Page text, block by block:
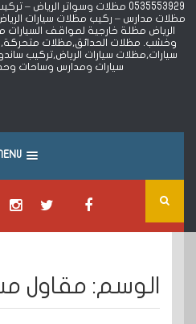
0535553929 مظلات وسواتر
مظلات مدارس – ركيب مظلات سيارات
الرياض مظلة خارجية لمواقف
وخشب. مظلات الحدائق,مظلات
سيارات,مظلات سيارات الرياض,تركيب
سيارات ومدارس وساحات
الوسم: مقاول